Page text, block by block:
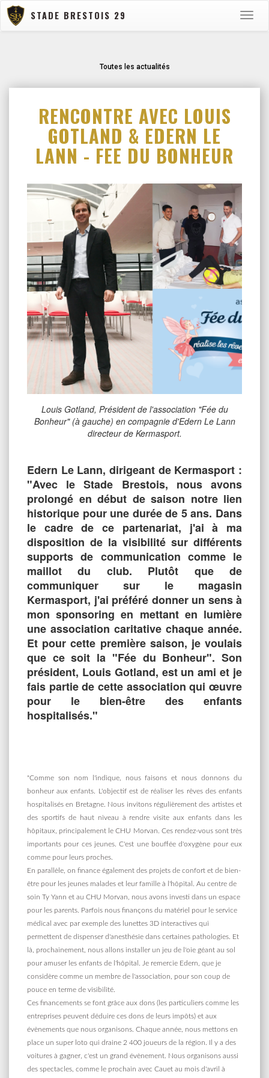
Toggle
STADE BRESTOIS 29
Toutes les actualités
RENCONTRE AVEC LOUIS
GOTLAND & EDERN LE
LANN - FEE DU BONHEUR
Louis Gotland, Président de l'association "Fée du
Bonheur" (à gauche) en compagnie d'Edern Le Lann
directeur de Kermasport.
Edern Le Lann, dirigeant de Kermasport :
"Avec le Stade Brestois, nous avons
prolongé en début de saison notre lien
historique pour une durée de 5 ans. Dans
le cadre de ce partenariat, j'ai à ma
disposition de la visibilité sur différents
supports de communication comme le
maillot du club. Plutôt que de
communiquer sur le magasin
Kermasport, j'ai préféré donner un sens à
mon sponsoring en mettant en lumière
une association caritative chaque année.
Et pour cette première saison, je voulais
que ce soit la "Fée du Bonheur". Son
président, Louis Gotland, est un ami et je
fais partie de cette association qui œuvre
pour le bien-être des enfants
hospitalisés."
"Comme son nom l'indique, nous faisons et nous donnons du
bonheur aux enfants. L'objectif est de réaliser les rêves des enfants
hospitalisés en Bretagne. Nous invitons régulièrement des artistes et
des sportifs de haut niveau à rendre visite aux enfants dans les
hôpitaux, principalement le CHU Morvan. Ces rendez-vous sont très
importants pour ces jeunes. C'est une bouffée d'oxygène pour eux
comme pour leurs proches.
En parallèle, on finance également des projets de confort et de bien-
être pour les jeunes malades et leur famille à l'hôpital. Au centre de
soin Ty Yann et au CHU Morvan, nous avons investi dans un espace
pour les parents. Parfois nous finançons du matériel pour le service
médical avec par exemple des lunettes 3D interactives qui
permettent de dispenser d'anesthésie dans certaines pathologies. Et
là, prochainement, nous allons installer un jeu de l'oie géant au sol
pour amuser les enfants de l'hôpital. Je remercie Edern, que je
considère comme un membre de l'association, pour son coup de
pouce en terme de visibilité.
Ces financements se font grâce aux dons (les particuliers comme les
entreprises peuvent déduire ces dons de leurs impôts) et aux
évènements que nous organisons. Chaque année, nous mettons en
place un super loto qui draine 2 400 joueurs de la région. Il y a des
voitures à gagner, c'est un grand évènement. Nous organisons aussi
des spectacles, comme le prochain avec Cauet au mois d'avril à